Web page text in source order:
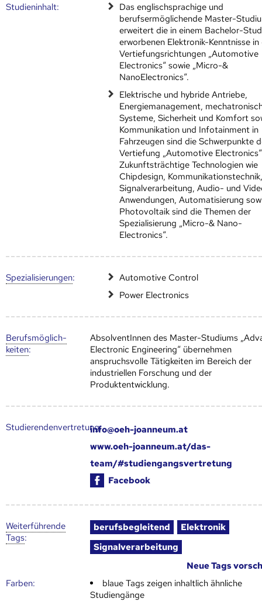
Studien­inhalt:
Das englischsprachige und
berufsermöglichende Master-
erweitert die in einem Bachelor-
erworbenen Elektronik-Kenntnisse in
Vertiefungsrichtungen „Automotive
Electronics“ sowie „Micro-&
NanoElectronics“.
Elektrische und hybride Antriebe,
Energiemanagement,
Systeme, Sicherheit und Komfort
Kommunikation und Infotainment in
Fahrzeugen sind die Schwerpunkte
Vertiefung „Automotive
Zukunftsträchtige Technologien wie
Chipdesign,
Signalverarbeitung, Audio- und
Anwendungen, Automatisierung
Photovoltaik sind die Themen der
Spezialisierung „Micro-& Nano-
Electronics“.
Speziali­sierungen:
Automotive Control
Power Electronics
Berufs­möglich­
keiten:
AbsolventInnen des Master-Studiums
Electronic Engineering“ übernehmen
anspruchsvolle Tätigkeiten im Bereich der
industriellen Forschung und der
Produktentwicklung.
Studierendenvertretung:info@oeh-joanneum.at
www.oeh-joanneum.at/das-
team/#studiengangsvertretung
Facebook
Weiter­führende
Tags:
berufsbegleitend
Elektronik
Signalverarbeitung
Neue Tags
Farben:
blaue Tags zeigen inhaltlich ähnliche
Studiengänge